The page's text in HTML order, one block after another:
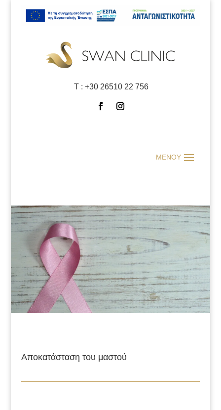
Τ :+30 26510 22 756
Αποκατάσταση του μαστού